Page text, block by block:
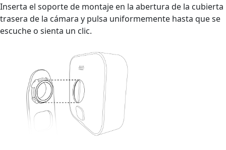
Inserta el soporte de montaje en la abertura de la cubierta
trasera de la cámara y pulsa uniformemente hasta que se
escuche o sienta un clic.